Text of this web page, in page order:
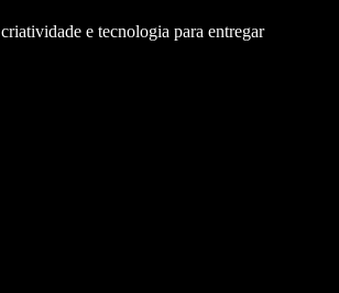
e tecnologia para entregar